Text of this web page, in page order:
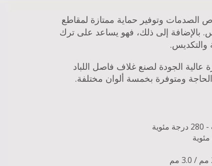
الصدمات وتوفير حماية ممتازة لمقاطع
بالإضافة إلى ذلك، فهو يساعد على ترك
والتكديس.
الجودة لصنع غلاف فاصل اللباد
ومتوفرة بخمسة ألوان مختلفة.